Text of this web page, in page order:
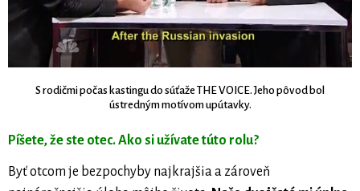
S rodičmi počas kastingu do súťaže THE VOICE. Jeho pôvod bol
ústredným motívom upútavky.
Píšete, že ste otec. Ako si užívate túto rolu?
Byť otcom je bezpochyby najkrajšia a zároveň